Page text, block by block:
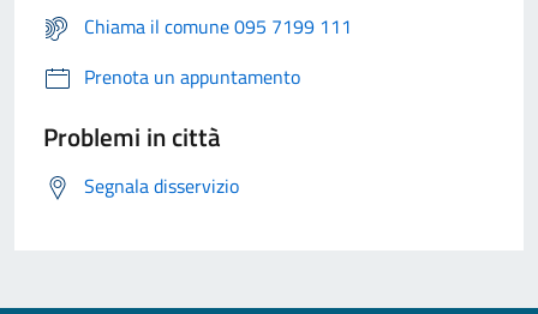
Chiama il comune 095 7199 111
Prenota un appuntamento
Problemi in città
Segnala disservizio